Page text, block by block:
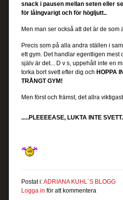
snack i pausen mellan seten eller
för lålngvarigt och för högljutt..
Men man ser också att det är de
Precis som på alla andra ställen i
ett gym. Det handlar egentligen mest
själv är det... D v s, uppehåll inte en
torka bort svett efter dig och HOPPA
TRÅNGT GYM!
Men först och främst, det allra
.....PLEEEEASE, LUKTA INTE
Postat i:ADRIANA KUHL´S BLOGG
Logga in för att kommentera